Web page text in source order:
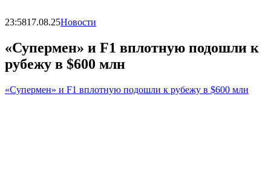
23:5817.08.25Новости
«Супермен» и F1 вплотную подошли к
рубежу в $600 млн
«Супермен» и F1 вплотную подошли к рубежу в $600 млн